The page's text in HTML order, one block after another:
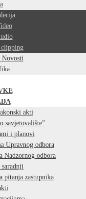
clipping
Novosti
akti
savjetovalište”
i planovi
Upravnog odbora
Nadzornog odbora
saradnji
pitanja zastupnika